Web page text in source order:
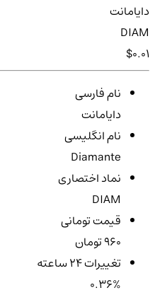
دایامانت
DIAM
$0.01
نام فارسی
دایامانت
نام انگلیسی
Diamante
نماد اختصاری
DIAM
قیمت تومانی
960 تومان
تغییرات ۲۴ ساعته
0.36%